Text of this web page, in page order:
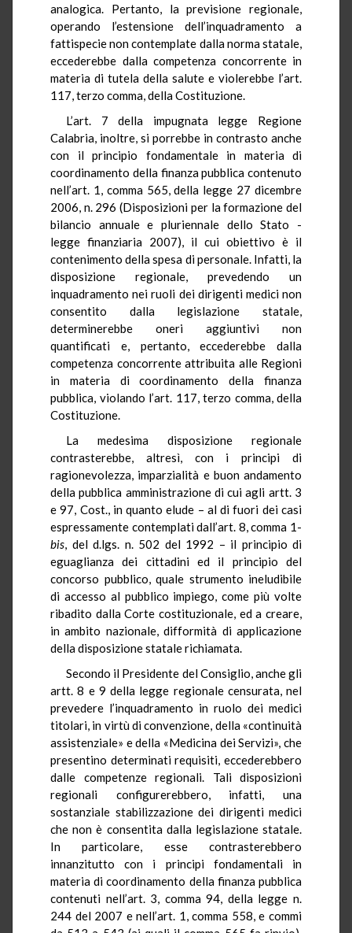
analogica. Pertanto, la previsione regionale,
operando l’estensione dell’inquadramento a
fattispecie non contemplate dalla norma statale,
eccederebbe dalla competenza concorrente in
materia di tutela della salute e violerebbe l’art.
117, terzo comma, della Costituzione.
L’art. 7 della impugnata legge Regione
Calabria, inoltre, si porrebbe in contrasto anche
con il principio fondamentale in materia di
coordinamento della finanza pubblica contenuto
nell’art. 1, comma 565, della legge 27 dicembre
2006, n. 296 (Disposizioni per la formazione del
bilancio annuale e pluriennale dello Stato -
legge finanziaria 2007), il cui obiettivo è il
contenimento della spesa di personale. Infatti, la
disposizione regionale, prevedendo un
inquadramento nei ruoli dei dirigenti medici non
consentito dalla legislazione statale,
determinerebbe oneri aggiuntivi non
quantificati e, pertanto, eccederebbe dalla
competenza concorrente attribuita alle Regioni
in materia di coordinamento della finanza
pubblica, violando l’art. 117, terzo comma, della
Costituzione.
La medesima disposizione regionale
contrasterebbe, altresì, con i principi di
ragionevolezza, imparzialità e buon andamento
della pubblica amministrazione di cui agli artt. 3
e 97, Cost., in quanto elude – al di fuori dei casi
espressamente contemplati dall’art. 8, comma 1-
bis, del d.lgs. n. 502 del 1992 – il principio di
eguaglianza dei cittadini ed il principio del
concorso pubblico, quale strumento ineludibile
di accesso al pubblico impiego, come più volte
ribadito dalla Corte costituzionale, ed a creare,
in ambito nazionale, difformità di applicazione
della disposizione statale richiamata.
Secondo il Presidente del Consiglio, anche gli
artt. 8 e 9 della legge regionale censurata, nel
prevedere l’inquadramento in ruolo dei medici
titolari, in virtù di convenzione, della «continuità
assistenziale» e della «Medicina dei Servizi», che
presentino determinati requisiti, eccederebbero
dalle competenze regionali. Tali disposizioni
regionali configurerebbero, infatti, una
sostanziale stabilizzazione dei dirigenti medici
che non è consentita dalla legislazione statale.
In particolare, esse contrasterebbero
innanzitutto con i principi fondamentali in
materia di coordinamento della finanza pubblica
contenuti nell’art. 3, comma 94, della legge n.
244 del 2007 e nell’art. 1, comma 558, e commi